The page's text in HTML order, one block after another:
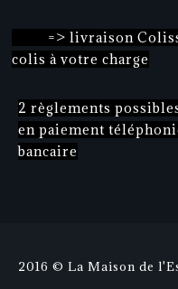
=> livraison
colis à votre charge
2 règlements
en paiement
bancaire
2016 © La Maison de